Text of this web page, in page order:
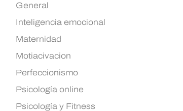
General
Inteligencia emocional
Maternidad
Motiacivacion
Perfeccionismo
Psicología online
Psicología y Fitness